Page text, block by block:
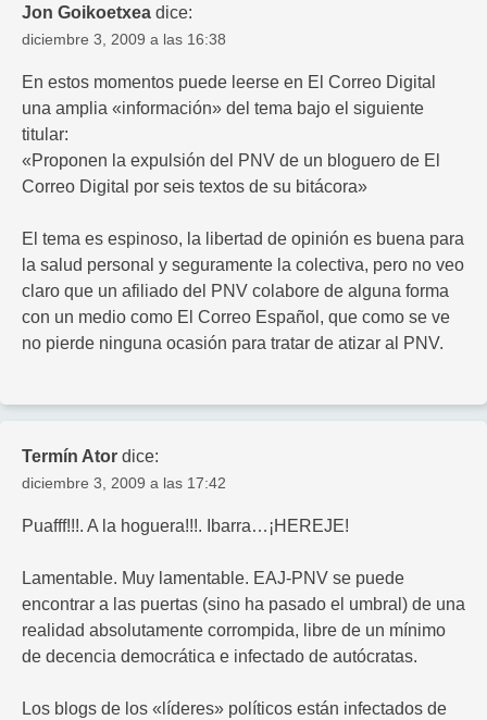
Jon Goikoetxea dice:
diciembre 3, 2009 a las 16:38
En estos momentos puede leerse en El Correo Digital
una amplia «información» del tema bajo el siguiente
titular:
«Proponen la expulsión del PNV de un bloguero de El
Correo Digital por seis textos de su bitácora»
El tema es espinoso, la libertad de opinión es buena para
la salud personal y seguramente la colectiva, pero no veo
claro que un afiliado del PNV colabore de alguna forma
con un medio como El Correo Español, que como se ve
no pierde ninguna ocasión para tratar de atizar al PNV.
Termín Ator dice:
diciembre 3, 2009 a las 17:42
Puafff!!!. A la hoguera!!!. Ibarra…¡HEREJE!
Lamentable. Muy lamentable. EAJ-PNV se puede
encontrar a las puertas (sino ha pasado el umbral) de una
realidad absolutamente corrompida, libre de un mínimo
de decencia democrática e infectado de autócratas.
Los blogs de los «líderes» políticos están infectados de